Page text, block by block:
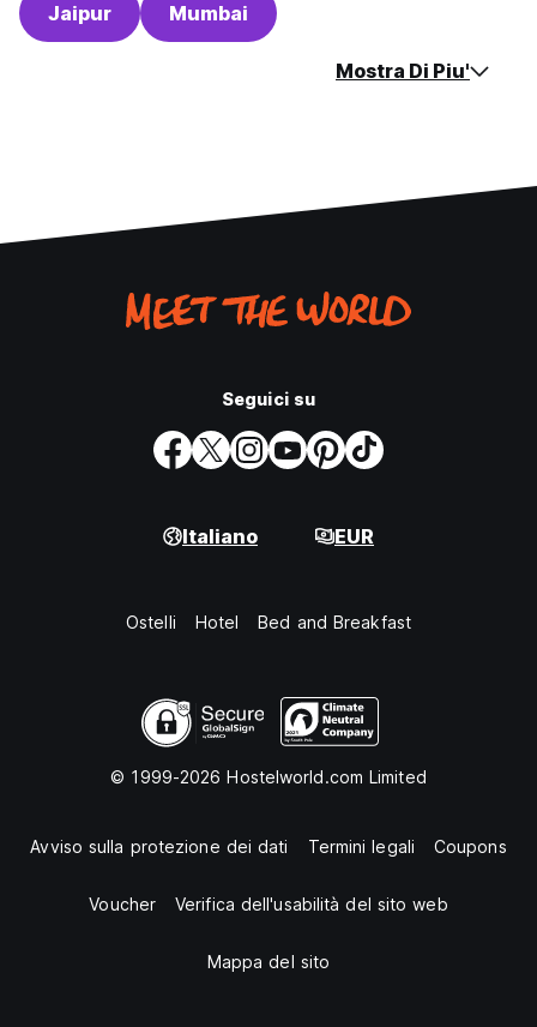
Jaipur Mumbai
Mostra Di Piu'
Seguici su
Italiano EUR
Ostelli Hotel Bed and Breakfast
© 1999-2026 Hostelworld.com Limited
Avviso sulla protezione dei dati Termini legali Coupons
Voucher Verifica dell'usabilità del sito web
Mappa del sito